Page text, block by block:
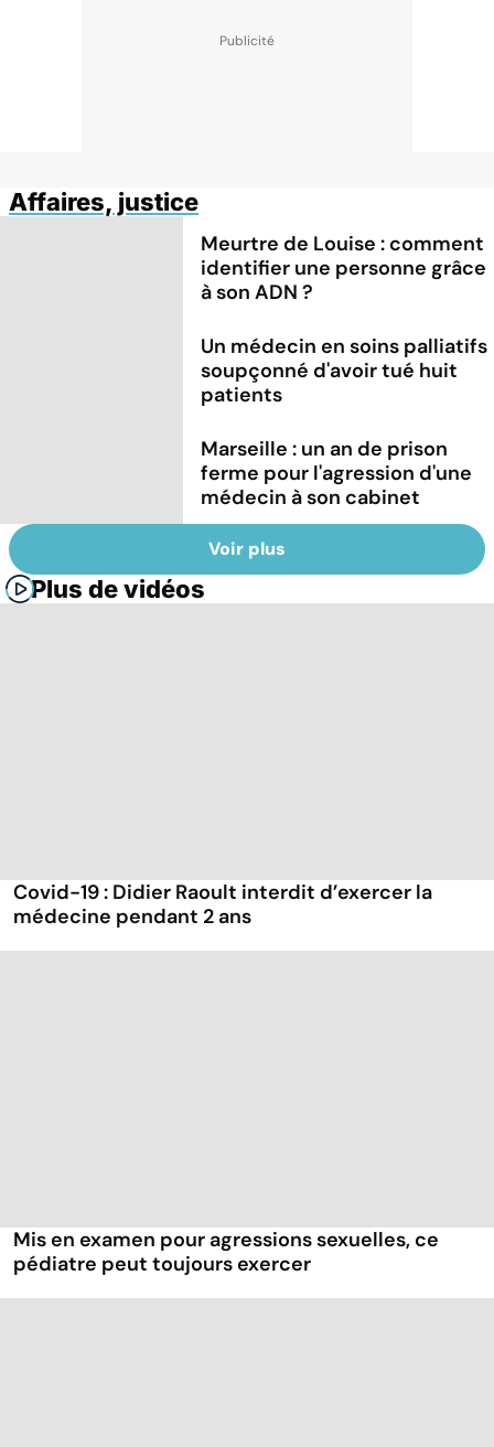
Affaires, justice
Meurtre de Louise : comment
identifier une personne grâce
à son ADN ?
Un médecin en soins palliatifs
soupçonné d'avoir tué huit
patients
Marseille : un an de prison
ferme pour l'agression d'une
médecin à son cabinet
Voir plus
Plus de vidéos
Covid-19 : Didier Raoult interdit d’exercer la
médecine pendant 2 ans
Mis en examen pour agressions sexuelles, ce
pédiatre peut toujours exercer